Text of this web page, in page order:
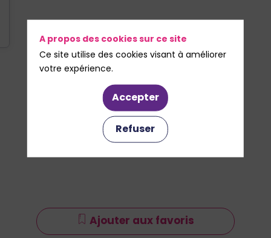
Ajouter aux favoris
A propos des cookies sur ce site
Ce site utilise des cookies visant à améliorer
votre expérience.
Accepter
Refuser